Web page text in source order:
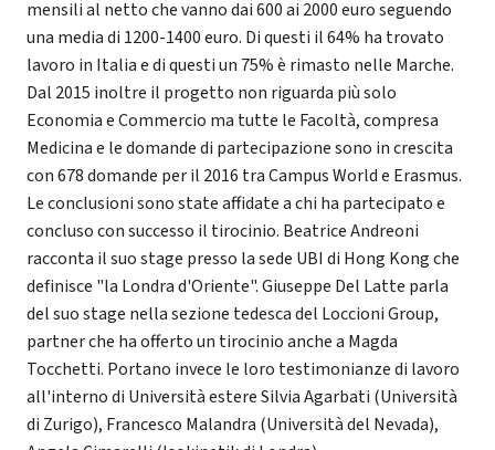
mensili al netto che vanno dai 600 ai 2000 euro seguendo
una media di 1200-1400 euro. Di questi il 64% ha trovato
lavoro in Italia e di questi un 75% è rimasto nelle Marche.
Dal 2015 inoltre il progetto non riguarda più solo
Economia e Commercio ma tutte le Facoltà, compresa
Medicina e le domande di partecipazione sono in crescita
con 678 domande per il 2016 tra Campus World e Erasmus.
Le conclusioni sono state affidate a chi ha partecipato e
concluso con successo il tirocinio. Beatrice Andreoni
racconta il suo stage presso la sede UBI di Hong Kong che
definisce "la Londra d'Oriente". Giuseppe Del Latte parla
del suo stage nella sezione tedesca del Loccioni Group,
partner che ha offerto un tirocinio anche a Magda
Tocchetti. Portano invece le loro testimonianze di lavoro
all'interno di Università estere Silvia Agarbati (Università
di Zurigo), Francesco Malandra (Università del Nevada),